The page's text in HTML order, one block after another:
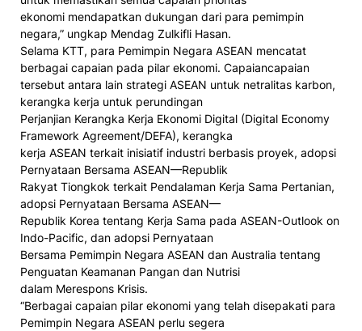
ekonomi mendapatkan dukungan dari para pemimpin
negara,” ungkap Mendag Zulkifli Hasan.
Selama KTT, para Pemimpin Negara ASEAN mencatat
berbagai capaian pada pilar ekonomi. Capaiancapaian
tersebut antara lain strategi ASEAN untuk netralitas karbon,
kerangka kerja untuk perundingan
Perjanjian Kerangka Kerja Ekonomi Digital (Digital Economy
Framework Agreement/DEFA), kerangka
kerja ASEAN terkait inisiatif industri berbasis proyek, adopsi
Pernyataan Bersama ASEAN—Republik
Rakyat Tiongkok terkait Pendalaman Kerja Sama Pertanian,
adopsi Pernyataan Bersama ASEAN—
Republik Korea tentang Kerja Sama pada ASEAN-Outlook on
Indo-Pacific, dan adopsi Pernyataan
Bersama Pemimpin Negara ASEAN dan Australia tentang
Penguatan Keamanan Pangan dan Nutrisi
dalam Merespons Krisis.
“Berbagai capaian pilar ekonomi yang telah disepakati para
Pemimpin Negara ASEAN perlu segera